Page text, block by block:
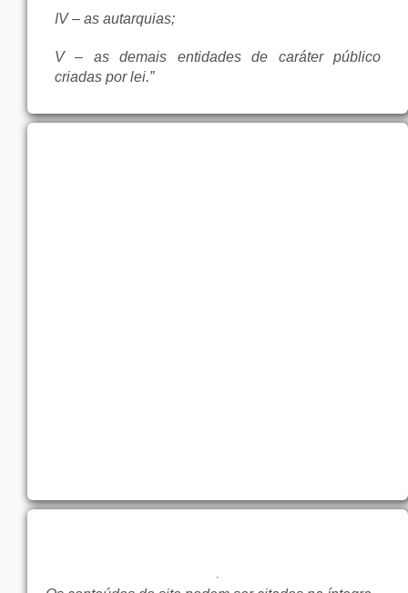
IV – as autarquias;
V – as demais entidades de caráter público
criadas por lei.”